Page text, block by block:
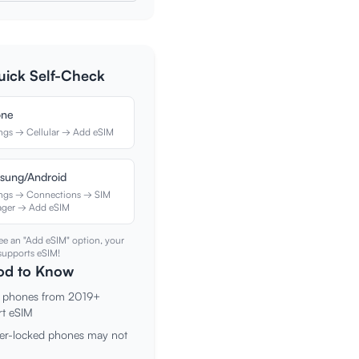
Self-Check
→ Cellular → Add eSIM
Android
→ Connections → SIM
→ Add eSIM
an "Add eSIM" option, your
eSIM!
to Know
phones from 2019+
eSIM
locked phones may not